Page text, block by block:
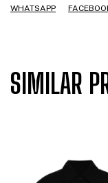
WHATSAPP
SIMILAR